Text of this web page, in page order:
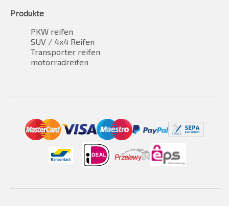
Produkte
PKW reifen
SUV / 4x4 Reifen
Transporter reifen
motorradreifen